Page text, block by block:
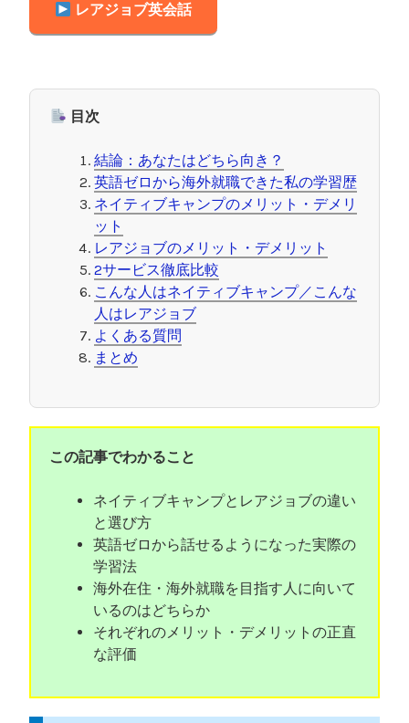
レアジョブ英会話
目次
結論：あなたはどちら向き？
英語ゼロから海外就職できた私の学習歴
ネイティブキャンプのメリット・デメリ
ット
レアジョブのメリット・デメリット
2サービス徹底比較
こんな人はネイティブキャンプ／こんな
人はレアジョブ
よくある質問
まとめ
この記事でわかること
ネイティブキャンプとレアジョブの違い
と選び方
英語ゼロから話せるようになった実際の
学習法
海外在住・海外就職を目指す人に向いて
いるのはどちらか
それぞれのメリット・デメリットの正直
な評価